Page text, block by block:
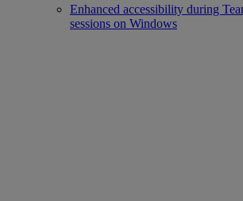
Enhanced accessibility during
sessions on Windows